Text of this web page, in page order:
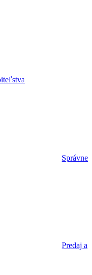
Správne
Predaj a